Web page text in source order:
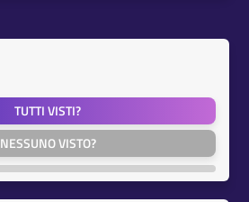
TUTTI VISTI?
NESSUNO VISTO?